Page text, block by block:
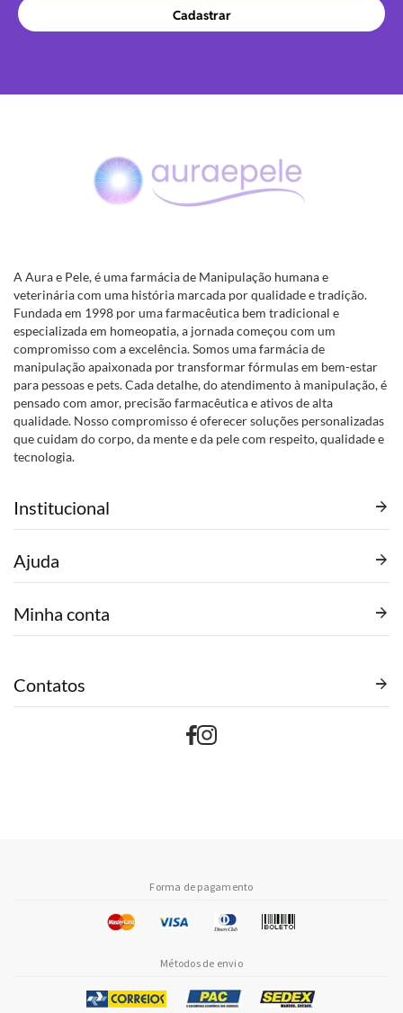
Cadastrar
A Aura e Pele, é uma farmácia de Manipulação humana e
veterinária com uma história marcada por qualidade e tradição.
Fundada em 1998 por uma farmacêutica bem tradicional e
especializada em homeopatia, a jornada começou com um
compromisso com a excelência. Somos uma farmácia de
manipulação apaixonada por transformar fórmulas em bem-estar
para pessoas e pets. Cada detalhe, do atendimento à manipulação, é
pensado com amor, precisão farmacêutica e ativos de alta
qualidade. Nosso compromisso é oferecer soluções personalizadas
que cuidam do corpo, da mente e da pele com respeito, qualidade e
tecnologia.
Institucional
Ajuda
Minha conta
Contatos
Forma de pagamento
Métodos de envio